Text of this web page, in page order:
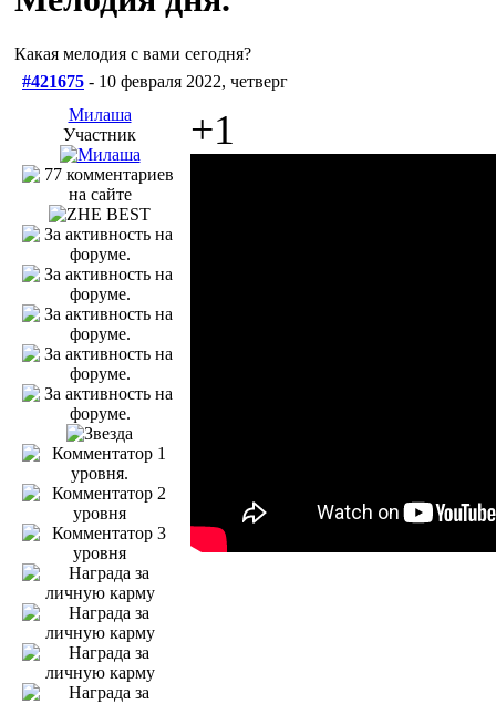
Какая мелодия с вами сегодня?
#421675 - 10 февраля 2022, четверг
Милаша
Участник
+1